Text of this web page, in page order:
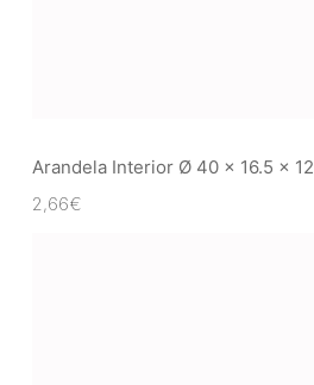
Arandela Interior Ø 40 x 16.5 x 12
2,66€